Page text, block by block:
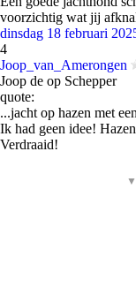
voorzichtig wat jij
dinsdag 18 februari
4
Joop_van_Amerongen
Joop de op Schepper
quote:
...jacht op hazen met
Ik had geen idee!
Verdraaid!
▼